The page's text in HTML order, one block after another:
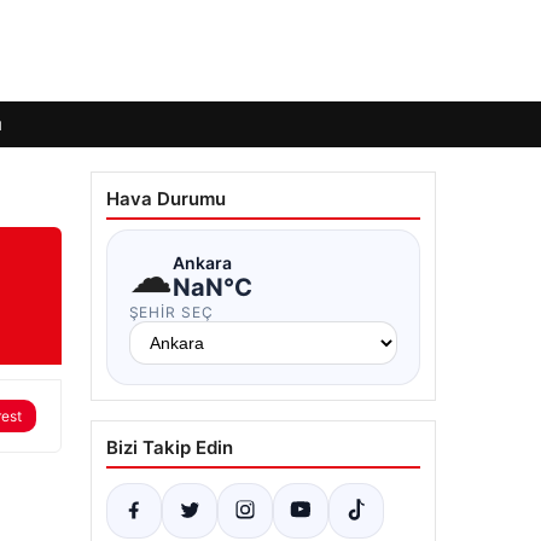
Hava Durumu
☁Ankara
NaN°C
ŞEHIR SEÇ
Bizi Takip Edin